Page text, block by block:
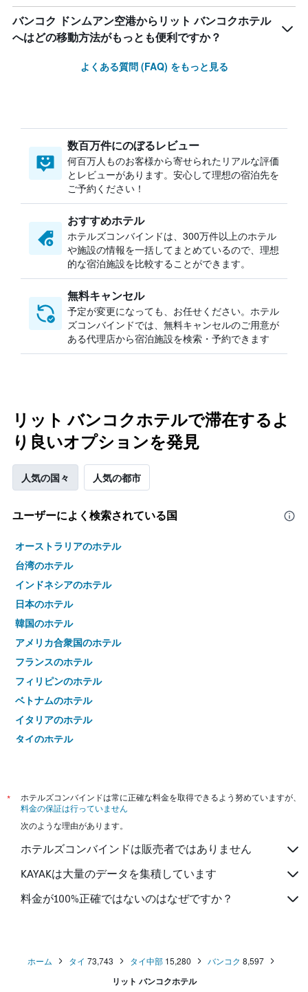
バンコク ドンムアン空港からリット バンコクホテル
へはどの移動方法がもっとも便利ですか？
よくある質問 (FAQ) をもっと見る
数百万件にのぼるレビュー
何百万人ものお客様から寄せられたリアルな評価
とレビューがあります。安心して理想の宿泊先を
ご予約ください！
おすすめホテル
ホテルズコンバインドは、300万件以上のホテル
や施設の情報を一括してまとめているので、理想
的な宿泊施設を比較することができます。
無料キャンセル
予定が変更になっても、お任せください。ホテル
ズコンバインドでは、無料キャンセルのご用意が
ある代理店から宿泊施設を検索・予約できます
リット バンコクホテルで滞在するよ
り良いオプションを発見
人気の国々 人気の都市
ユーザーによく検索されている国
オーストラリアのホテル
台湾のホテル
インドネシアのホテル
日本のホテル
韓国のホテル
アメリカ合衆国のホテル
フランスのホテル
フィリピンのホテル
ベトナムのホテル
イタリアのホテル
タイのホテル
*
ホテルズコンバインドは常に正確な料金を取得できるよう努めていますが、
料金の保証は行っていません
次のような理由があります。
ホテルズコンバインドは販売者ではありません
KAYAKは大量のデータを集積しています
料金が100%正確ではないのはなぜですか？
ホーム タイ 73,743 タイ中部 15,280 バンコク 8,597
リット バンコクホテル